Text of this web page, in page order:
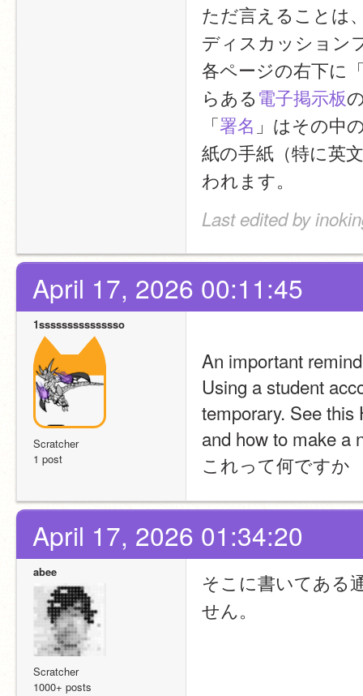
ただ言えることは
ディスカッション
各ページの右下に
らある電子掲示板
「署名 」はその中
紙の手紙（特に英
われます。
Last edited by
April 17, 2026 00:11:45
1sssssssssssssso
Scratcher
1 post
An important
Using a student
temporary. See this
and how to make a
これって何ですか
April 17, 2026 01:34:20
abee
Scratcher
1000+ posts
そこに書いてある
せん。